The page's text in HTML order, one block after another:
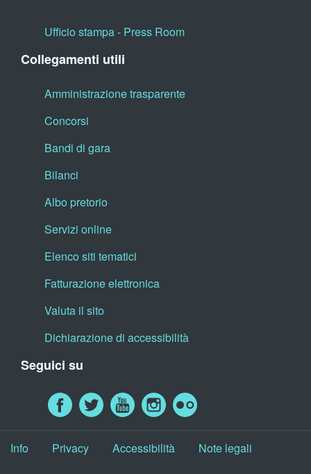
Ufficio stampa - Press Room
Collegamenti utili
Amministrazione trasparente
Concorsi
Bandi di gara
Bilanci
Albo pretorio
Servizi online
Elenco siti tematici
Fatturazione elettronica
Valuta il sito
Dichiarazione di accessibilità
Seguici su
Info Privacy Accessibilità Note legali